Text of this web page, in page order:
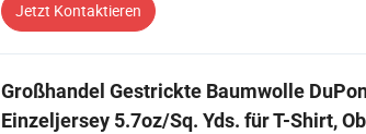
Jetzt Kontaktieren
Großhandel Gestrickte Baumwolle
Einzeljersey 5.7oz/Sq. Yds. für T-Shirt,